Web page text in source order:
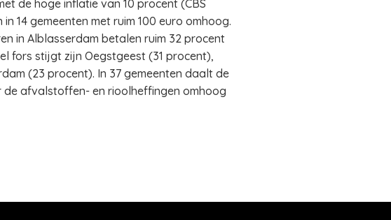
de hoge inflatie van 10 procent (CBS
14 gemeenten met ruim 100 euro omhoog.
in Alblasserdam betalen ruim 32 procent
fors stijgt zijn Oegstgeest (31 procent),
(23 procent). In 37 gemeenten daalt de
de afvalstoffen- en rioolheffingen omhoog